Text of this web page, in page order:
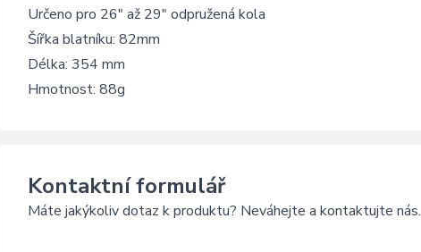
Určeno pro 26" až 29" odpružená kola
Šířka blatníku: 82mm
Délka: 354 mm
Hmotnost: 88g
Kontaktní formulář
Máte jakýkoliv dotaz k produktu? Neváhejte a kontaktujte nás.